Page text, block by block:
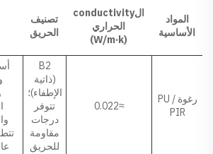
المواد
الأساسية
الconductivity
الحراري
(W/m·k)
تصنيف
الحريق
رغوة PU /
PIR
≈0.022
B2
(ذاتية
الإطفاء)؛
تتوفر
درجات
مقاومة
للحريق